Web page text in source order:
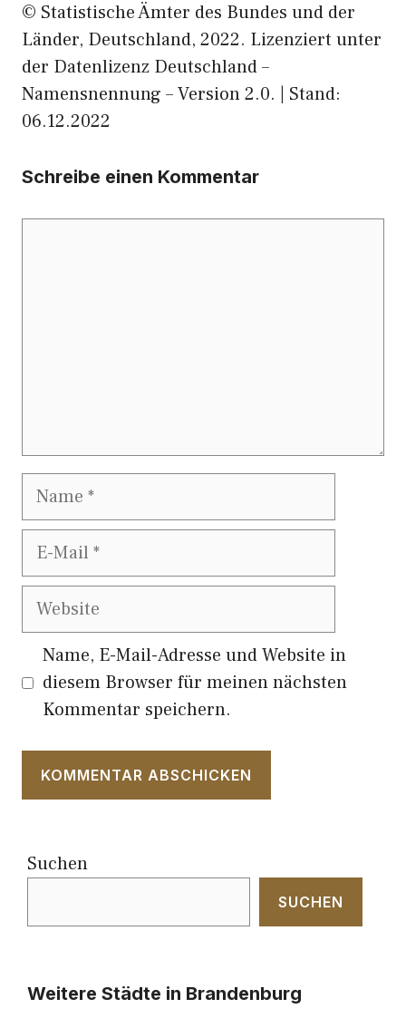
© Statistische Ämter des Bundes und der
Länder, Deutschland, 2022. Lizenziert unter
der Datenlizenz Deutschland –
Namensnennung – Version 2.0. | Stand:
06.12.2022
Schreibe einen Kommentar
Name
E-
Website
Name, E-Mail-Adresse und Website in
diesem Browser für meinen nächsten
Kommentar speichern.
Suchen
SUCHEN
Weitere Städte in Brandenburg